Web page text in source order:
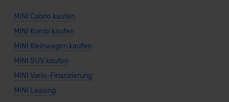
MINI Cabrio kaufen
MINI Kombi kaufen
MINI Kleinwagen kaufen
MINI SUV kaufen
MINI Vario-Finanzierung
MINI Leasing